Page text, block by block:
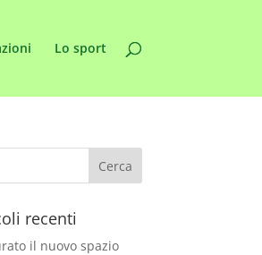
Lo sport
recenti
il nuovo spazio